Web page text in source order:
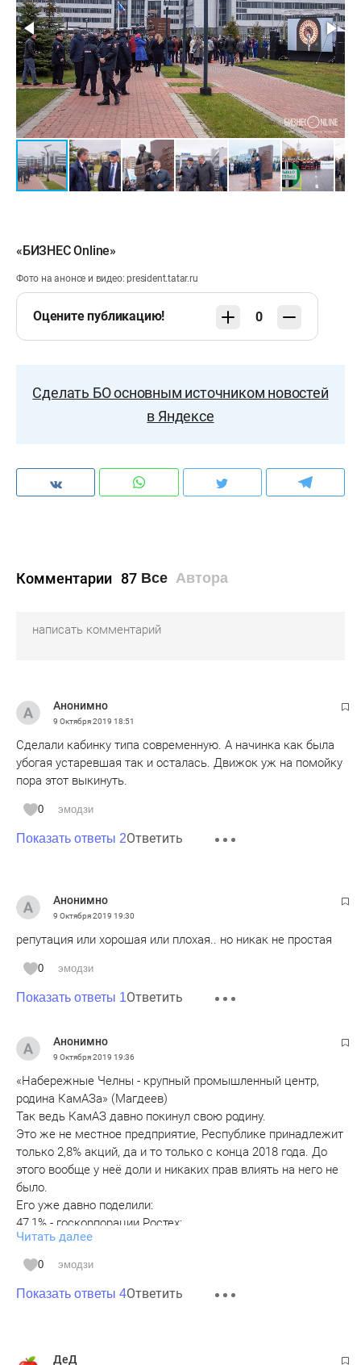
«БИЗНЕС Online»
Фото на анонсе и видео: president.tatar.ru
Оцените публикацию! 0
Сделать БО основным источником новостей
в Яндексе
Комментарии 87 Все Автора
Анонимно
9 Октября 2019 18:51
Сделали кабинку типа современную. А начинка как была
убогая устаревшая так и осталась. Движок уж на помойку
пора этот выкинуть.
0 эмодзи
Показать ответы 2Ответить
Анонимно
9 Октября 2019 19:30
репутация или хорошая или плохая.. но никак не простая
0 эмодзи
Показать ответы 1Ответить
Анонимно
9 Октября 2019 19:36
«Набережные Челны - крупный промышленный центр,
родина КамАЗа» (Магдеев)
Так ведь КамАЗ давно покинул свою родину.
Это же не местное предприятие, Республике принадлежит
только 2,8% акций, да и то только с конца 2018 года. До
этого вообще у неё доли и никаких прав влиять на него не
было.
Его уже давно поделили:
47,1% - госкорпорации Ростех;
15 % - компании Daimler;
23,5% - частной кипрской компании Avtoinvest Limited,
которая на 30% принадлежит лично Когогину, на 50% -
деловому партнеру того же Чемезова(Ростех) В.
Читать далее
0 эмодзи
Показать ответы 4Ответить
ДеД